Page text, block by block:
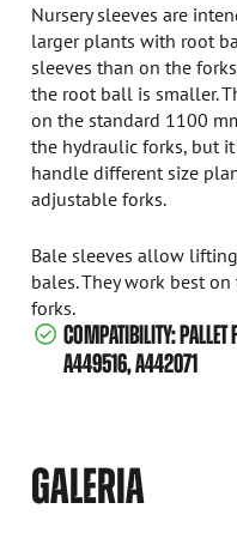
Nursery sleeves are
larger plants with root
sleeves than on the
the root ball is smaller.
on the standard 1100
the hydraulic forks, but
handle different size
adjustable forks.
Bale sleeves allow
bales. They work best
forks.
COMPATIBILITY:
A449516, A442071
GALERIA